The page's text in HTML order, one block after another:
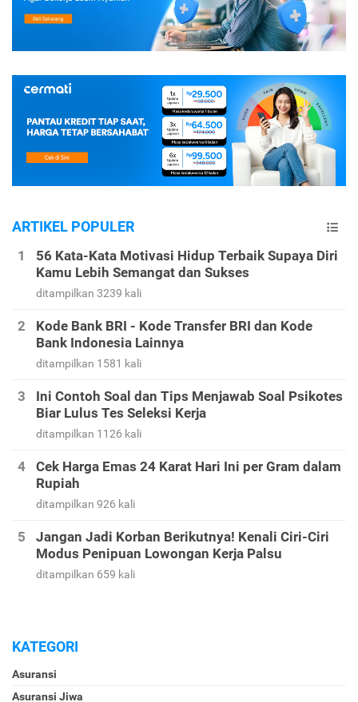
ARTIKEL POPULER
56 Kata-Kata Motivasi Hidup Terbaik Supaya Diri
Kamu Lebih Semangat dan Sukses
ditampilkan 3239 kali
Kode Bank BRI - Kode Transfer BRI dan Kode
Bank Indonesia Lainnya
ditampilkan 1581 kali
Ini Contoh Soal dan Tips Menjawab Soal Psikotes
Biar Lulus Tes Seleksi Kerja
ditampilkan 1126 kali
Cek Harga Emas 24 Karat Hari Ini per Gram dalam
Rupiah
ditampilkan 926 kali
Jangan Jadi Korban Berikutnya! Kenali Ciri-Ciri
Modus Penipuan Lowongan Kerja Palsu
ditampilkan 659 kali
KATEGORI
Asuransi
Asuransi Jiwa